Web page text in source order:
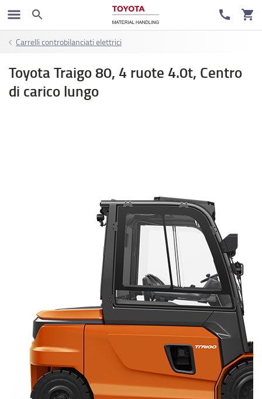
Carrelli controbilanciati elettrici
Toyota Traigo 80, 4 ruote 4.0t, Centro
di carico lungo